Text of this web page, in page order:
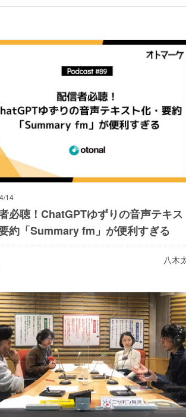
14
必聴！ChatGPTゆずりの音声テキス
約「Summary fm」が便利すぎる
八木